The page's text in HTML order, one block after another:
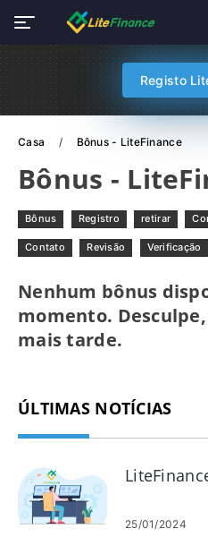
Registo
Casa Bônus - LiteFinance
Bônus -
Bônus Registro retirar
Contato Revisão Verificação
Nenhum bônus
momento.
mais tarde.
ÚLTIMAS NOTÍCIAS
25/01/2024